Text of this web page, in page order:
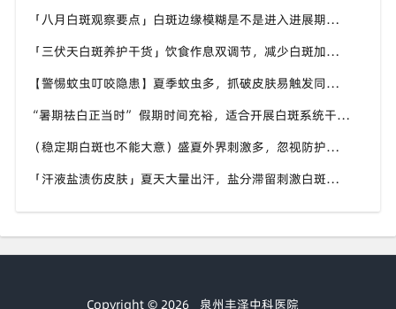
「八月白斑观察要点」白斑边缘模糊是不是进入进展期？福建泉州中科白癜风医院教你辨别白斑病情变化信号
「三伏天白斑养护干货」饮食作息双调节，减少白斑加重诱因，福建泉州中科白癜风医院为福建白斑群体科普实用知识
【警惕蚊虫叮咬隐患】夏季蚊虫多，抓破皮肤易触发同形反应，福建泉州中科白癜风医院提醒白癜风患者做好防蚊护理
“暑期祛白正当时” 假期时间充裕，适合开展白斑系统干预，福建泉州中科白癜风医院分型分期定制白斑康复方案
（稳定期白斑也不能大意）盛夏外界刺激多，忽视防护也会复发，福建泉州中科白癜风医院分享白癜风夏季维持护理知识
「汗液盐渍伤皮肤」夏天大量出汗，盐分滞留刺激白斑患处，福建泉州中科白癜风医院讲解白癜风患者夏日皮肤清洁要点
Copyright © 2026 泉州丰泽中科医院